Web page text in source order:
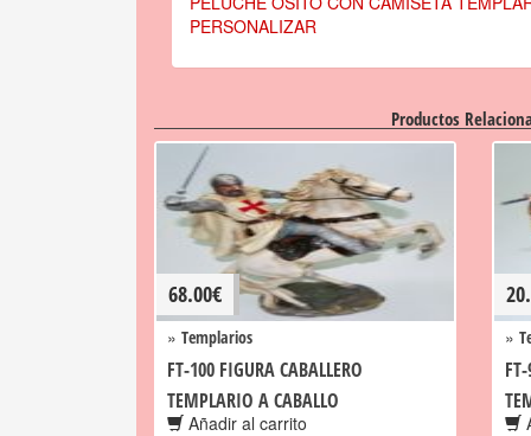
PERSONALIZAR
Productos
68.00€
» Templarios
FT-100 FIGURA CABALLERO
TEMPLARIO A CABALLO
Añadir al carrito
»